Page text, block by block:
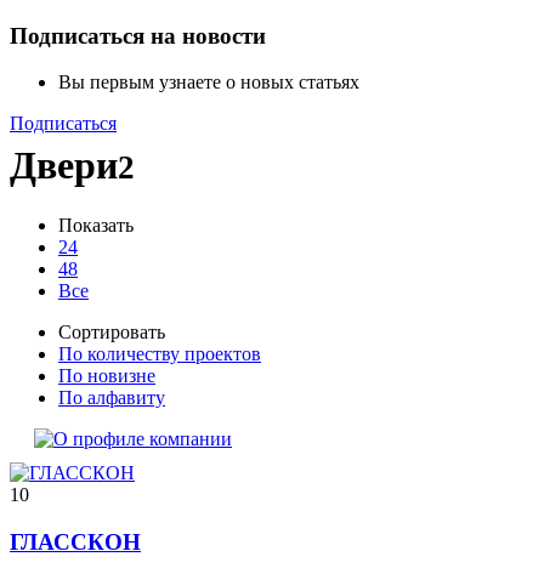
Подписаться на новости
Вы первым узнаете о новых статьях
Подписаться
Двери2
Показать
24
48
Все
Сортировать
По количеству проектов
По новизне
По алфавиту
10
ГЛАССКОН